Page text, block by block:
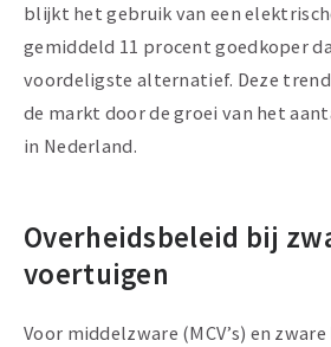
blijkt het gebruik van een
gemiddeld 11 procent goedkoper
voordeligste alternatief. Deze
de markt door de groei van het
in Nederland.
Overheidsbeleid bij
voertuigen
Voor middelzware (MCV’s) en